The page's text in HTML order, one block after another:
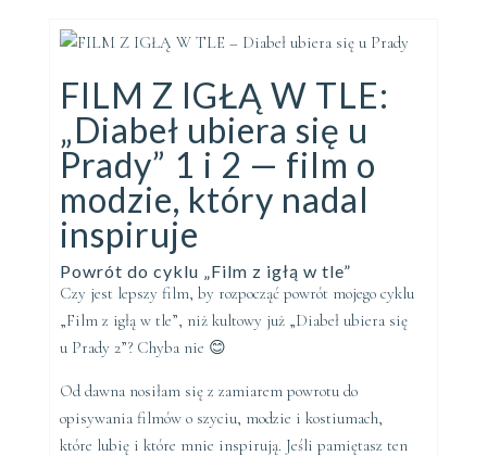
FILM Z IGŁĄ W TLE:
„Diabeł ubiera się u
Prady” 1 i 2 — film o
modzie, który nadal
inspiruje
Powrót do cyklu „Film z igłą w tle”
Czy jest lepszy film, by rozpocząć powrót mojego cyklu
„Film z igłą w tle”, niż kultowy już „Diabeł ubiera się
u Prady 2”? Chyba nie 😊
Od dawna nosiłam się z zamiarem powrotu do
opisywania filmów o szyciu, modzie i kostiumach,
które lubię i które mnie inspirują. Jeśli pamiętasz ten